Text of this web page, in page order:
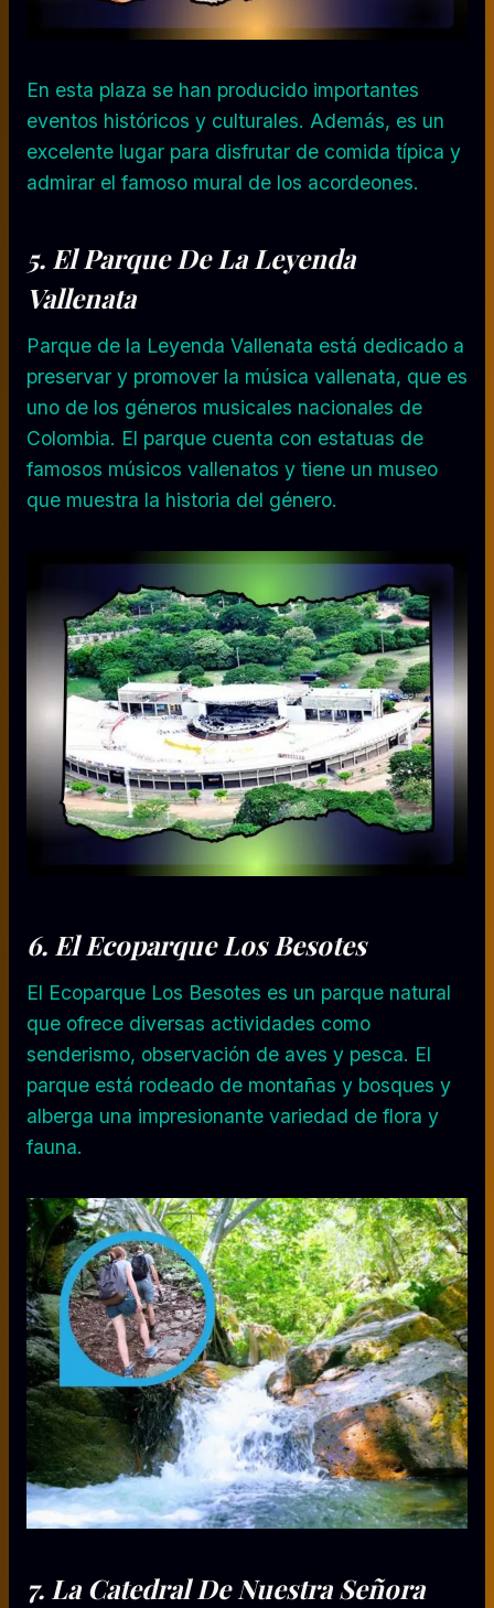
En esta plaza se han producido importantes
eventos históricos y culturales. Además, es un
excelente lugar para disfrutar de comida típica y
admirar el famoso mural de los acordeones.
5. El Parque De La Leyenda
Vallenata
Parque de la Leyenda Vallenata está dedicado a
preservar y promover la música vallenata, que es
uno de los géneros musicales nacionales de
Colombia. El parque cuenta con estatuas de
famosos músicos vallenatos y tiene un museo
que muestra la historia del género.
6. El Ecoparque Los Besotes
El Ecoparque Los Besotes es un parque natural
que ofrece diversas actividades como
senderismo, observación de aves y pesca. El
parque está rodeado de montañas y bosques y
alberga una impresionante variedad de flora y
fauna.
7. La Catedral De Nuestra Señora